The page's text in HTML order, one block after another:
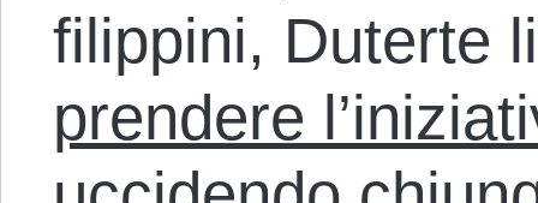
filippini, Duterte
prendere